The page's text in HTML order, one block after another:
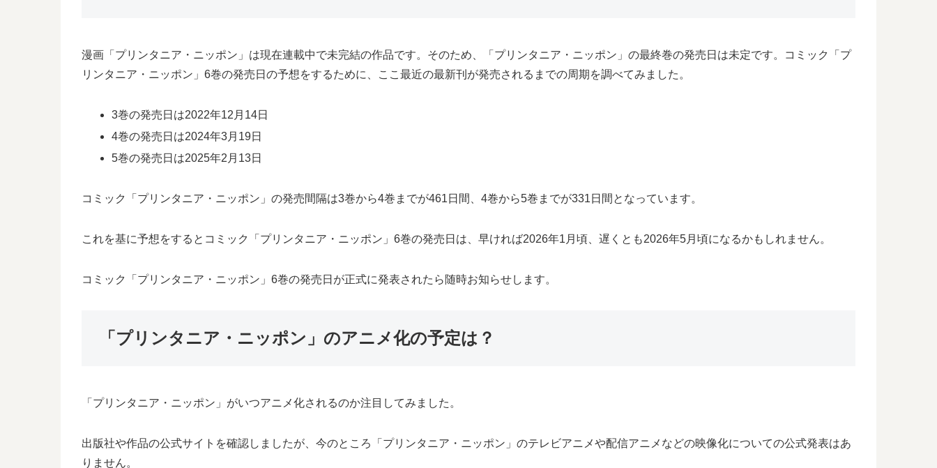
漫画「プリンタニア・ニッポン」は現在連載中で未完結の作品です。そのため、「プリンタニア・ニッポン」の最終巻の発売日は未定です。コミック「プ
リンタニア・ニッポン」6巻の発売日の予想をするために、ここ最近の最新刊が発売されるまでの周期を調べてみました。
3巻の発売日は2022年12月14日
4巻の発売日は2024年3月19日
5巻の発売日は2025年2月13日
コミック「プリンタニア・ニッポン」の発売間隔は3巻から4巻までが461日間、4巻から5巻までが331日間となっています。
これを基に予想をするとコミック「プリンタニア・ニッポン」6巻の発売日は、早ければ2026年1月頃、遅くとも2026年5月頃になるかもしれません。
コミック「プリンタニア・ニッポン」6巻の発売日が正式に発表されたら随時お知らせします。
「プリンタニア・ニッポン」のアニメ化の予定は？
「プリンタニア・ニッポン」がいつアニメ化されるのか注目してみました。
出版社や作品の公式サイトを確認しましたが、今のところ「プリンタニア・ニッポン」のテレビアニメや配信アニメなどの映像化についての公式発表はあ
りません。